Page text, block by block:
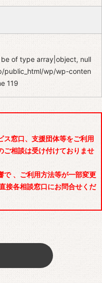
of type array|object, null
public_html/wp/wp-conten
119
ス窓口、支援団体等をご利用
ご相談は受け付けておりませ
で 、ご利用方法等が一部変更
接各相談窓口にお問合せくだ